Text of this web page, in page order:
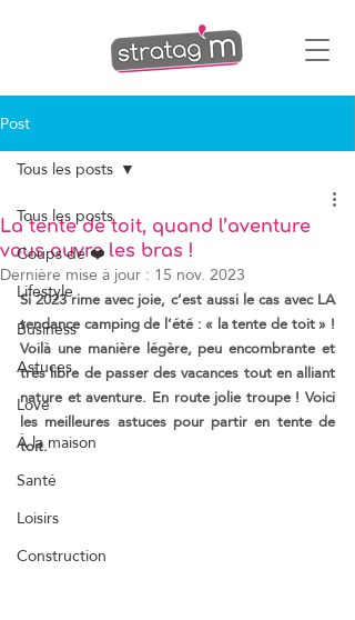
Post
Tous les posts
Coups de ❤️
Lifestyle
Business
Astuces
Love
À la maison
Santé
Loisirs
Construction
Tous les posts
La tente de toit, quand l’aventure
vous ouvre les bras !
Dernière mise à jour : 15 nov. 2023
Si 2023 rime avec joie, c’est aussi le cas avec LA
tendance camping de l’été : « la tente de toit » !
Voilà une manière légère, peu encombrante et
très libre de passer des vacances tout en alliant
nature et aventure. En route jolie troupe ! Voici
les meilleures astuces pour partir en tente de
toit.